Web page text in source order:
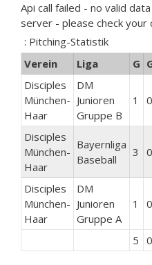
Api call failed - no valid
server - please check your
: Pitching-Statistik
Verein
Liga G
Disciples
München-
Haar
DM
Junioren
Gruppe B
1 0
Disciples
München-
Haar
Bayernliga
Baseball
3 0
Disciples
München-
Haar
DM
Junioren
Gruppe A
1 0
5 0